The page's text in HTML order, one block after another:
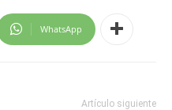
WhatsApp
Artículo siguiente